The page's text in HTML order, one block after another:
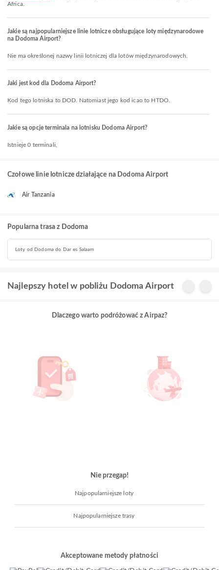
Africa.
Jakie są najpopularniejsze linie lotnicze obsługujące loty międzynarodowe
na Dodoma Airport?
Nie ma określonej nazwy linii lotniczej dla lotów międzynarodowych.
Jaki jest kod dla Dodoma Airport?
Kod tego lotniska to DOD. Natomiast jego kod icao to HTDO.
Jakie są opcje terminala na lotnisku Dodoma Airport?
Istnieje 0 terminali,
Czołowe linie lotnicze działające na Dodoma Airport
Air Tanzania
Popularna trasa z Dodoma
Loty od Dodoma do Dar es Salaam
Najlepszy hotel w pobliżu Dodoma Airport
Dlaczego warto podróżować z Airpaz?
Nie przegap!
Najpopularniejsze loty
Najpopularniejsze trasy
Akceptowane metody płatności